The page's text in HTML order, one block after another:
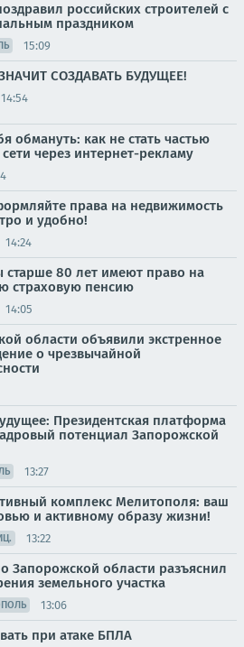
российских строителей с
праздником
15:09
СОЗДАВАТЬ БУДУЩЕЕ!
14:54
обмануть: как не стать частью
через интернет-рекламу
права на недвижимость
и удобно!
14:24
старше 80 лет имеют право на
страховую пенсию
14:05
области объявили экстренное
о чрезвычайной
Президентская платформа
потенциал Запорожской
13:27
комплекс Мелитополя: ваш
и активному образу жизни!
13:22
Запорожской области разъяснил
земельного участка
13:06
при атаке БПЛА